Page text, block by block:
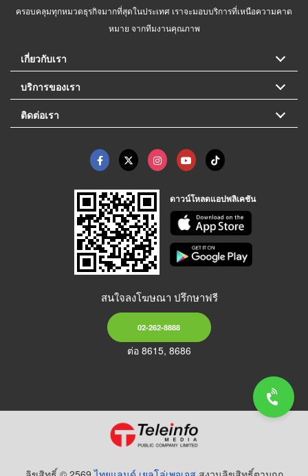
ครอบคลุมทุกหมวดธุรกิจมากที่สุดในประเทศ เราจะมอบบริการที่เหนือความคาด
หมาย จากทีมงานคุณภาพ
เกี่ยวกับเรา
บริการของเรา
ติดต่อเรา
ดาวน์โหลดแอปพลิเคชัน
สนใจลงโฆษณา ปรึกษาฟรี
02-262-8888
ต่อ 8615, 8686